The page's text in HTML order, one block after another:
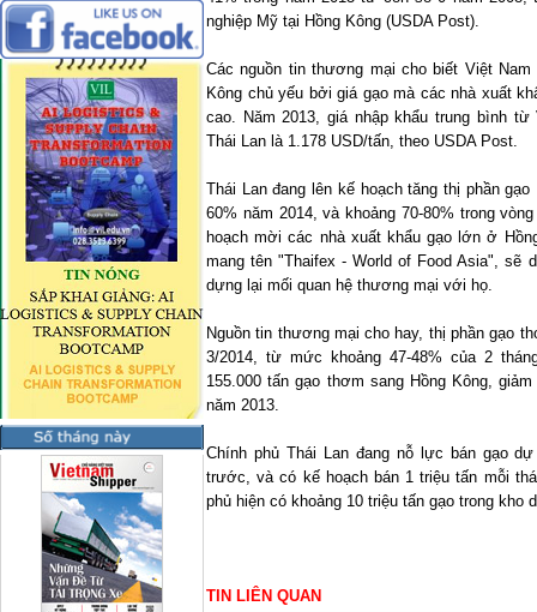
nghiệp Mỹ tại Hồng Kông (USDA Post).
Các nguồn tin thương mại cho biết Việt Nam
Kông chủ yếu bởi giá gạo mà các nhà xuất
cao. Năm 2013, giá nhập khẩu trung bình
Thái Lan là 1.178 USD/tấn, theo USDA Post.
Thái Lan đang lên kế hoạch tăng thị phần
60% năm 2014, và khoảng 70-80% trong
hoạch mời các nhà xuất khẩu gạo lớn ở
mang tên "Thaifex - World of Food Asia", sẽ
dựng lại mối quan hệ thương mại với họ.
Nguồn tin thương mại cho hay, thị phần gạo
3/2014, từ mức khoảng 47-48% của 2
155.000 tấn gạo thơm sang Hồng Kông,
năm 2013.
Chính phủ Thái Lan đang nỗ lực bán gạo
trước, và có kế hoạch bán 1 triệu tấn mỗi
phủ hiện có khoảng 10 triệu tấn gạo trong kho
TIN LIÊN QUAN